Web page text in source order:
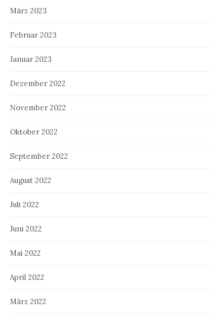
März 2023
Februar 2023
Januar 2023
Dezember 2022
November 2022
Oktober 2022
September 2022
August 2022
Juli 2022
Juni 2022
Mai 2022
April 2022
März 2022